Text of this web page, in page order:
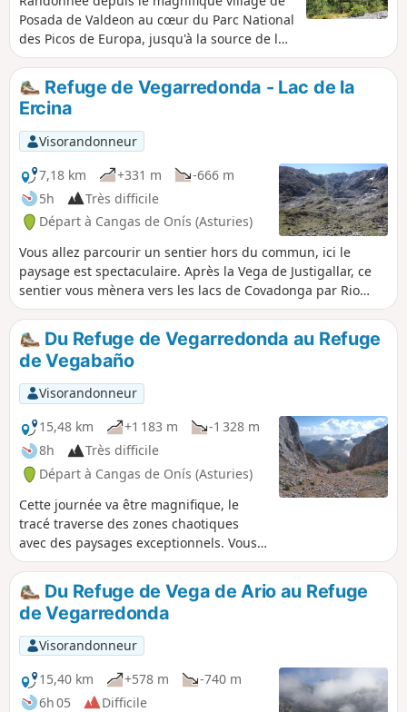
Posada de Valdeon au cœur du Parc National
des Picos de Europa, jusqu'à la source de la
Farfada. Superbes vues sur la vallée du Rio
Cares.Refuge de Vegarredonda - Lac de la
Ercina
Visorandonneur
7,18 km
+331 m
-666 m
5h
Très difficile
Départ à Cangas de Onís (Asturies)
Vous allez parcourir un sentier hors du commun, ici le
paysage est spectaculaire. Après la Vega de Justigallar, ce
sentier vous mènera vers les lacs de Covadonga par Rio
Resecu, el Toyellu et Riega de Vega el Texu.
Du Refuge de Vegarredonda au Refuge
de Vegabaño
Visorandonneur
15,48 km
+1 183 m
-1 328 m
8h
Très difficile
Départ à Cangas de Onís (Asturies)
Cette journée va être magnifique, le
tracé traverse des zones chaotiques
avec des paysages exceptionnels. Vous
verrez des troupeaux de chamois, des
vautours et, avec un peu de chance, des
gypaètes barbus. Du haut de la cuesta
Cebolleda, en vous retournant, vous
aurez une magnifique vue sur le Lac de
la Ercina et sur la Mer Cantabrique.
Du Refuge de Vega de Ario au Refuge
de Vegarredonda
Visorandonneur
15,40 km
+578 m
-740 m
6h 05
Difficile